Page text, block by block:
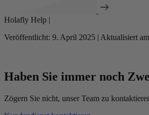
Holafly Help |
Veröffentlicht: 9. April 2025 | Aktualisiert
Haben Sie immer noch
Zögern Sie nicht, unser Team zu